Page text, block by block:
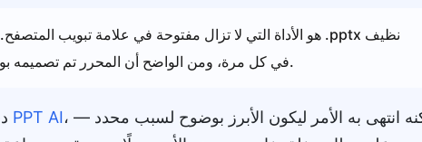
في كل مرة، ومن الواضح أن المحرر تم تصميمه بواسطة أشخاص يقومون فعليًا بإنشاء الشرائح.
PPT AI، لكنه انتهى به الأمر ليكون الأبرز بوضوح لسبب محدد —